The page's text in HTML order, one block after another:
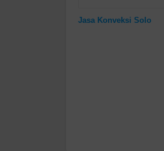
Jasa Konveksi Solo